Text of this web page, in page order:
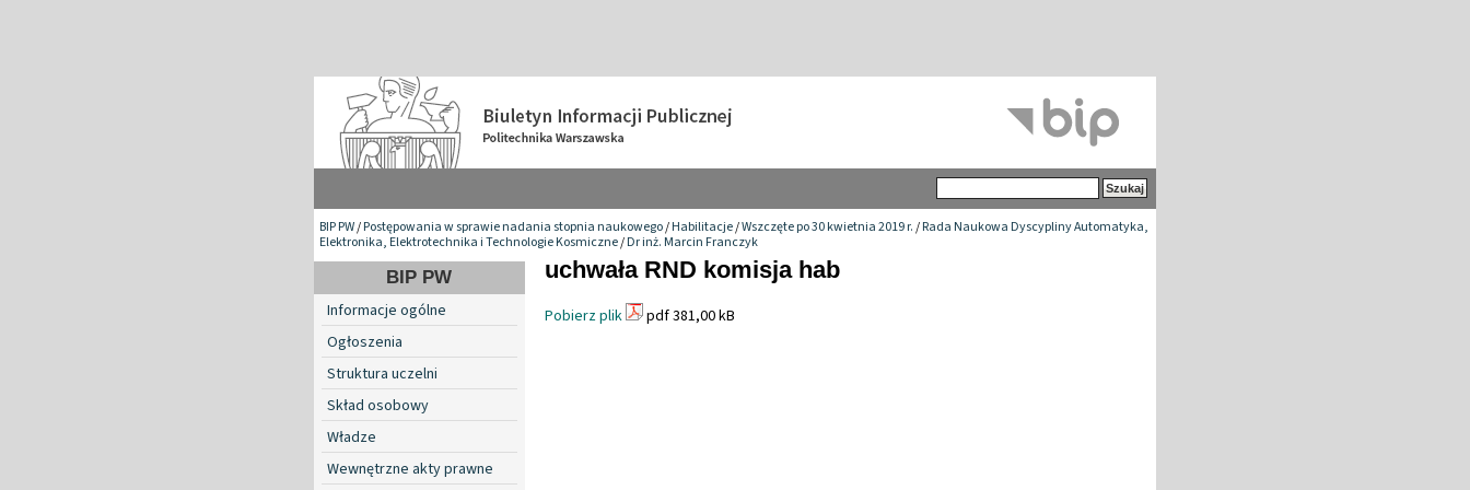
BIP PW/Postępowania w sprawie nadania stopnia naukowego/Habilitacje/Wszczęte po 30 kwietnia 2019 r./Rada Naukowa Dyscypliny Automatyka,
Elektronika, Elektrotechnika i Technologie Kosmiczne/Dr inż. Marcin Franczyk
BIP PW
Informacje ogólne
Ogłoszenia
Struktura uczelni
Skład osobowy
Władze
Wewnętrzne akty prawne
uchwała RND komisja hab
Pobierz plik pdf 381,00 kB